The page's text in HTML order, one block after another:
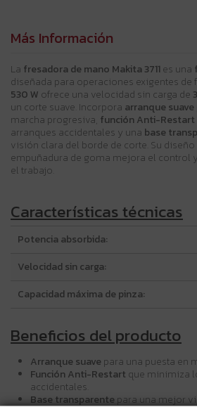
Más Información
La fresadora de mano Makita 3711 es una
diseñada para operaciones exigentes de
530 W ofrece una velocidad sin carga de
un corte suave. Incorpora arranque suave
marcha progresiva, función Anti-Restart
arranques accidentales y una base
visión clara del borde de corte. Su
empuñadura de goma mejora el control
el trabajo.
Características técnicas
Potencia absorbida:
Velocidad sin carga:
Capacidad máxima de pinza:
Beneficios del producto
Arranque suave para una puesta en
Función Anti-Restart que minimiza
accidentales.
Base transparentepara una mejor